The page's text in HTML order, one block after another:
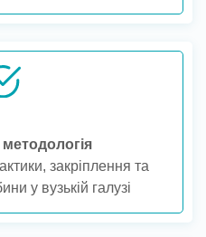
закріплення та
у вузькій галузі